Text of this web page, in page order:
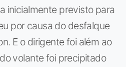
inicialmente previsto para
por causa do desfalque
E o dirigente foi além ao
volante foi precipitado